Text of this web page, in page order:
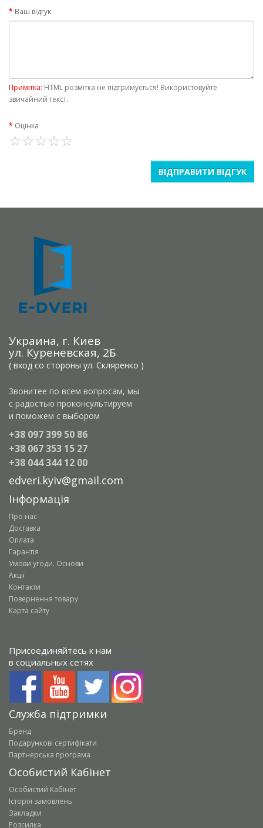
Ваш відгук:
Примітка: HTML розмітка не підтримується! Використовуйте
звичайний текст.
Оцінка
ВІДПРАВИТИ ВІДГУК
Украина, г. Киев
ул. Куреневская, 2Б
( вход со стороны ул. Скляренко )
Звонитее по всем вопросам, мы
с радостью проконсультируем
и поможем с выбором
+38 097 399 50 86
+38 067 353 15 27
+38 044 344 12 00
edveri.kyiv@gmail.com
Інформація
Про нас
Доставка
Оплата
Гарантія
Умови угоди. Основи
Акції
Контакти
Повернення товару
Карта сайту
Присоединяйтесь к нам
в социальных сетях
Служба підтримки
Бренд
Подарункові сертифікати
Партнерська програма
Особистий Кабінет
Особистий Кабінет
Історія замовлень
Закладки
Розсилка